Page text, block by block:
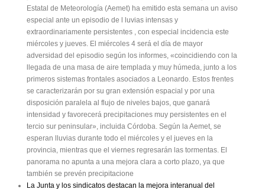
Estatal de Meteorología (Aemet) ha emitido esta semana un aviso
especial ante un episodio de l luvias intensas y
extraordinariamente persistentes , con especial incidencia este
miércoles y jueves. El miércoles 4 será el día de mayor
adversidad del episodio según los informes, «coincidiendo con la
llegada de una masa de aire templada y muy húmeda, junto a los
primeros sistemas frontales asociados a Leonardo. Estos frentes
se caracterizarán por su gran extensión espacial y por una
disposición paralela al flujo de niveles bajos, que ganará
intensidad y favorecerá precipitaciones muy persistentes en el
tercio sur peninsular», incluida Córdoba. Según la Aemet, se
esperan lluvias durante todo el miércoles y el jueves en la
provincia, mientras que el viernes regresarán las tormentas. El
panorama no apunta a una mejora clara a corto plazo, ya que
también se prevén precipitacione
La Junta y los sindicatos destacan la mejora interanual del